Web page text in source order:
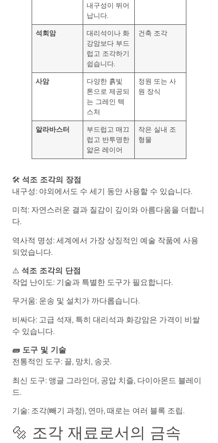
내구성이 뛰어
납니다.
석회암
대리석이나 화
강암보다 부드
럽고 조각하기
쉽습니다.
건축 조각
사암
다양한 흙빛
톤으로 제공되
는 그레인 텍
스처
정원 또는 사
원 장식
알라바스터
부드럽고 매끄
럽고 반투명한
얇은 레이어
작은 실내 조
형물
🛠️ 석조 조각의 장점
내구성: 야외에서도 수 세기 동안 사용할 수 있습니다.
미적: 자연스러운 결과 질감이 깊이와 아름다움을 더합니
다.
역사적 명성: 세계에서 가장 상징적인 예술 작품에 사용
되었습니다.
⚠️ 석조 조각의 단점
작업 난이도: 기술과 특별한 도구가 필요합니다.
무거움: 운송 및 설치가 까다롭습니다.
비싸다: 고급 석재, 특히 대리석과 화강암은 가격이 비쌀
수 있습니다.
🧱 도구 및 기술
전통적인 도구: 끌, 망치, 송곳.
최신 도구: 앵글 그라인더, 공압 치즐, 다이아몬드 블레이
드.
기술: 조각(빼기 과정), 연마, 때로는 여러 블록 조립.
🔩 조각 재료로서의 금속